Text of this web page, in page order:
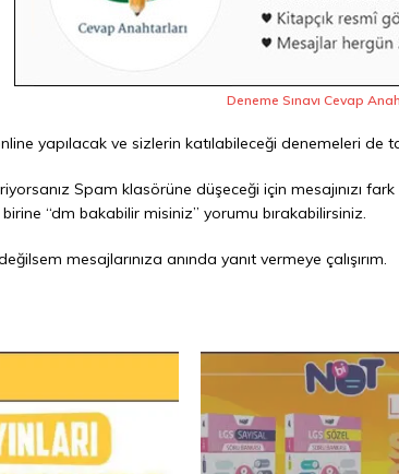
Deneme Sınavı Cevap
yapılacak ve sizlerin katılabileceği denemeleri de
Spam klasörüne düşeceği için mesajınızı
“dm bakabilir misiniz” yorumu bırakabilirsiniz.
mesajlarınıza anında yanıt vermeye çalışırım.